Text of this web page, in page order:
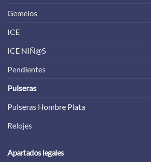
Gemelos
ICE
ICE NIÑ@S
Pendientes
Pulseras
Pulseras Hombre Plata
Relojes
Apartados legales